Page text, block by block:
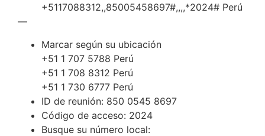
+5117088312,,85005458697#,,,,*2024# Perú
—
Marcar según su ubicación
+51 1 707 5788 Perú
+51 1 708 8312 Perú
+51 1 730 6777 Perú
ID de reunión: 850 0545 8697
Código de acceso: 2024
Busque su número local: